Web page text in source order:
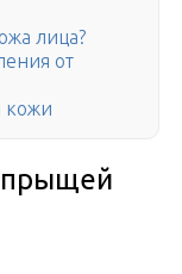
лица?
от
кожи
прыщей